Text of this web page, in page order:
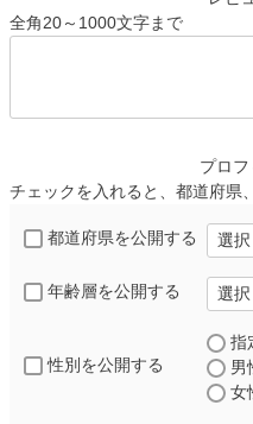
全角20～1000文字まで
プロ
チェックを入れると、都道府県
都道府県を公開する
年齢層を公開する
性別を公開する
指
男
女